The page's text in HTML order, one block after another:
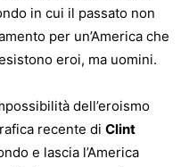
in cui il passato non
per un’America che
eroi, ma uomini.
dell’eroismo
recente di Clint
e lascia l’America